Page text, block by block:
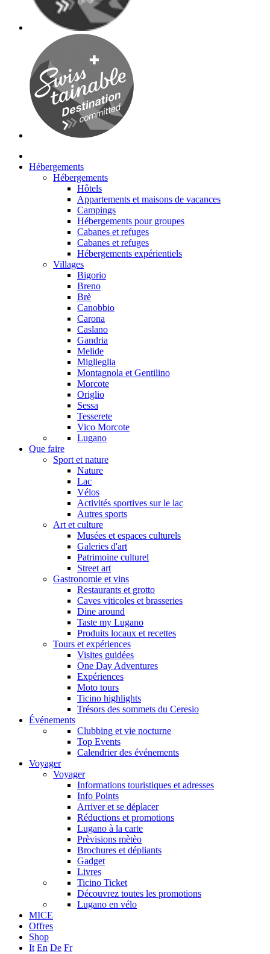
Hébergements
Hébergements
Hôtels
Appartements et maisons de vacances
Campings
Hébergements pour groupes
Cabanes et refuges
Cabanes et refuges
Hébergements expérientiels
Villages
Bigorio
Breno
Brè
Canobbio
Carona
Caslano
Gandria
Melide
Miglieglia
Montagnola et Gentilino
Morcote
Origlio
Sessa
Tesserete
Vico Morcote
Lugano
Que faire
Sport et nature
Nature
Lac
Vélos
Activités sportives sur le lac
Autres sports
Art et culture
Musées et espaces culturels
Galeries d'art
Patrimoine culturel
Street art
Gastronomie et vins
Restaurants et grotto
Caves viticoles et brasseries
Dine around
Taste my Lugano
Produits locaux et recettes
Tours et expériences
Visites guidées
One Day Adventures
Expériences
Moto tours
Ticino highlights
Trésors des sommets du Ceresio
Événements
Clubbing et vie nocturne
Top Events
Calendrier des événements
Voyager
Voyager
Informations touristiques et adresses
Info Points
Arriver et se déplacer
Réductions et promotions
Lugano à la carte
Prèvisions mètèo
Brochures et dépliants
Gadget
Livres
Ticino Ticket
Découvrez toutes les promotions
Lugano en vélo
MICE
Offres
Shop
It En De Fr